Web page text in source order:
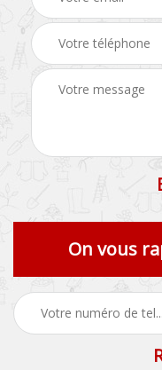
On vous